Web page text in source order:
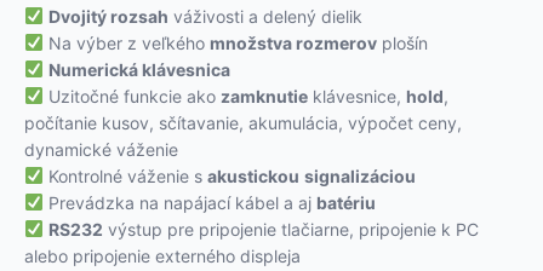
Dvojitý rozsah váživosti a delený dielik
Na výber z veľkého množstva rozmerovplošín
Numerická klávesnica
Uzitočné funkcie ako zamknutieklávesnice, hold,
počítanie kusov, sčítavanie, akumulácia, výpočet ceny,
dynamické váženie
Kontrolné váženie s akustickou signalizáciou
Prevádzka na napájací kábel a aj batériu
RS232 výstup pre pripojenie tlačiarne, pripojenie k PC
alebo pripojenie externého displeja